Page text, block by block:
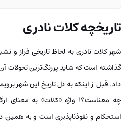
تاریخچه کلات نادری
شهر کلات نادری به لحاظ تاریخی فراز و
گذاشته است که شاید پررنگ‌ترین تحولات آن
داد. قبل از اینکه به دل تاریخ این شهر
چه معناست؟! واژه «کلات» به معنای
استحکام و نفوذناپذیری است و به همین